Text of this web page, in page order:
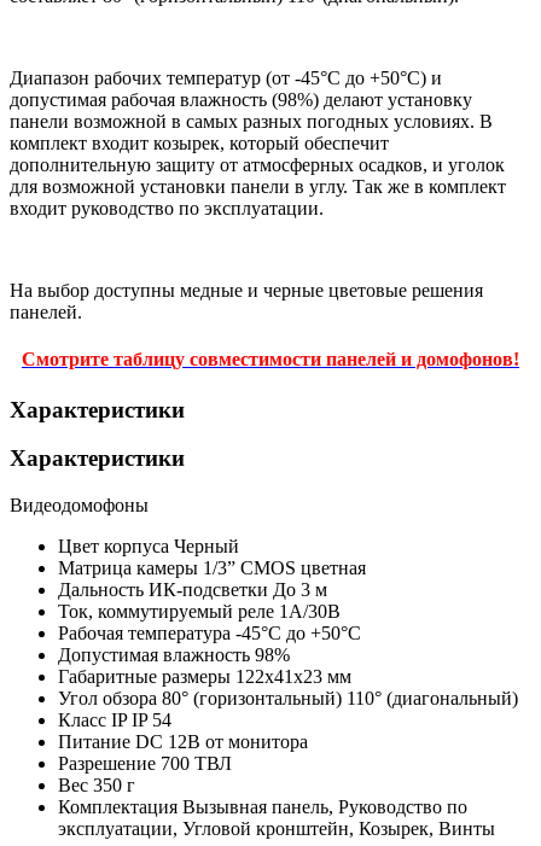
Диапазон рабочих температур (от -45°С до +50°С) и
допустимая рабочая влажность (98%) делают установку
панели возможной в самых разных погодных условиях. В
комплект входит козырек, который обеспечит
дополнительную защиту от атмосферных осадков, и уголок
для возможной установки панели в углу. Так же в комплект
входит руководство по эксплуатации.
На выбор доступны медные и черные цветовые решения
панелей.
Смотрите таблицу совместимости панелей и домофонов!
Характеристики
Характеристики
Видеодомофоны
Цвет корпуса Черный
Матрица камеры 1/3” CMOS цветная
Дальность ИК-подсветки До 3 м
Ток, коммутируемый реле 1А/30В
Рабочая температура -45°С до +50°С
Допустимая влажность 98%
Габаритные размеры 122х41х23 мм
Угол обзора 80° (горизонтальный) 110° (диагональный)
Класс IP IP 54
Питание DC 12В от монитора
Разрешение 700 ТВЛ
Вес 350 г
Комплектация Вызывная панель, Руководство по
эксплуатации, Угловой кронштейн, Козырек, Винты